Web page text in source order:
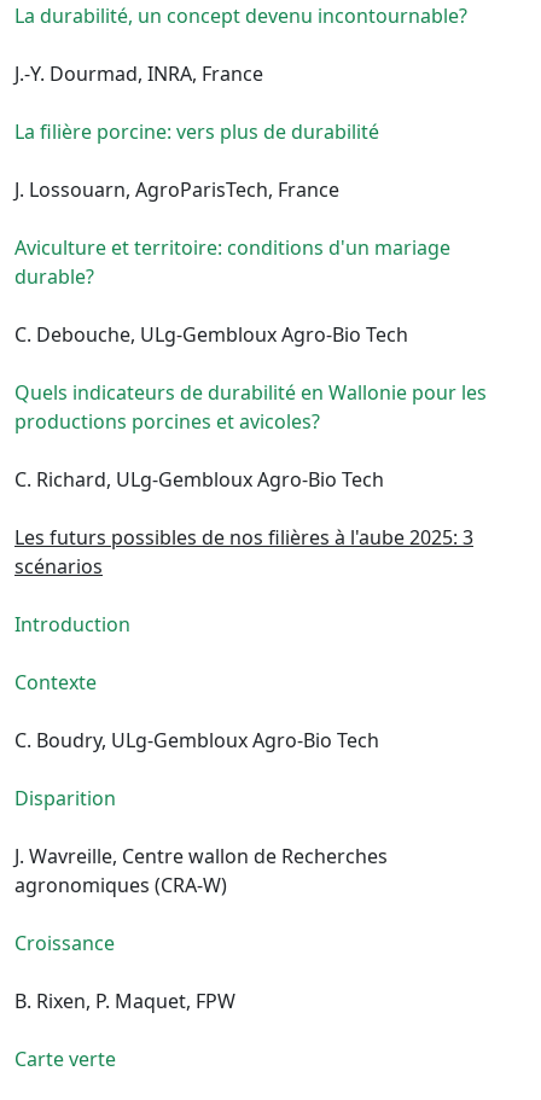
La durabilité, un concept devenu incontournable?
J.-Y. Dourmad, INRA, France
La filière porcine: vers plus de durabilité
J. Lossouarn, AgroParisTech, France
Aviculture et territoire: conditions d'un mariage
durable?
C. Debouche, ULg-Gembloux Agro-Bio Tech
Quels indicateurs de durabilité en Wallonie pour les
productions porcines et avicoles?
C. Richard, ULg-Gembloux Agro-Bio Tech
Les futurs possibles de nos filières à l'aube 2025: 3
scénarios
Introduction
Contexte
C. Boudry, ULg-Gembloux Agro-Bio Tech
Disparition
J. Wavreille, Centre wallon de Recherches
agronomiques (CRA-W)
Croissance
B. Rixen, P. Maquet, FPW
Carte verte